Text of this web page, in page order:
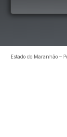
Estado do Maranhão –